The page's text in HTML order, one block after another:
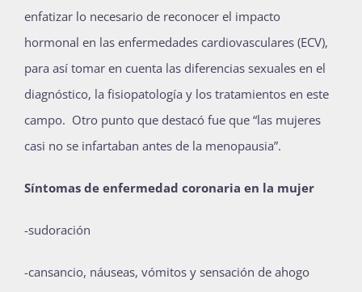
enfatizar lo necesario de reconocer el impacto
hormonal en las enfermedades cardiovasculares (ECV),
para así tomar en cuenta las diferencias sexuales en el
diagnóstico, la fisiopatología y los tratamientos en este
campo. Otro punto que destacó fue que “las mujeres
casi no se infartaban antes de la menopausia”.
Síntomas de enfermedad coronaria en la mujer
-sudoración
-cansancio, náuseas, vómitos y sensación de ahogo